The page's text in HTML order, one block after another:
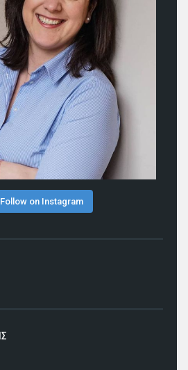
Follow on Instagram